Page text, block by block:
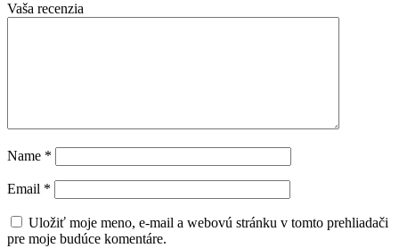
Vaša recenzia
Name *
Email *
Uložiť moje meno, e-mail a webovú stránku v tomto prehliadači
pre moje budúce komentáre.